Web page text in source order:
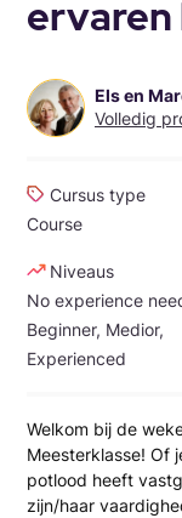
Els en
Volledig
Cursus type
Course
Niveaus
No experience
Beginner, Medior,
Experienced
Welkom bij de
Meesterklasse! Of
potlood heeft
zijn/haar